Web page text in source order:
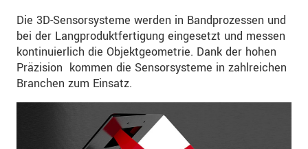
Die 3D-Sensorsysteme werden in Bandprozessen und
bei der Langproduktfertigung eingesetzt und messen
kontinuierlich die Objektgeometrie. Dank der hohen
Präzision kommen die Sensorsysteme in zahlreichen
Branchen zum Einsatz.